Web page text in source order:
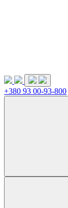
+380 93 00-93-800